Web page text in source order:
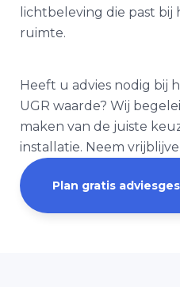
lichtbeleving die past
ruimte.
Heeft u advies nodig bij
UGR waarde? Wij
maken van de juiste
installatie. Neem
Plan gratis